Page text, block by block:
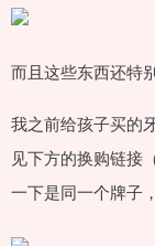
而且这些东西还特
我之前给孩子买的
见下方的换购链接
一下是同一个牌子